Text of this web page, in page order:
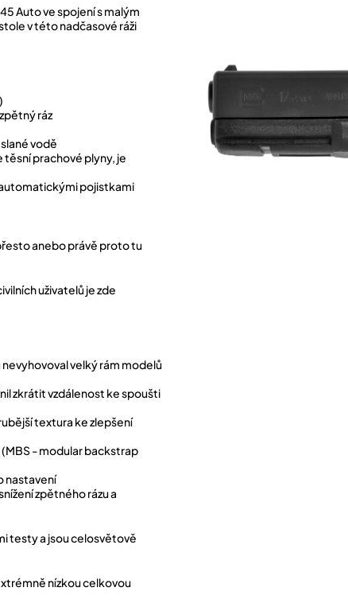
Auto ve spojení s malým
v této nadčasové ráži
ráz
vodě
prachové plyny, je
pojistkami
anebo právě proto tu
uživatelů je zde
velký rám modelů
zkrátit vzdálenost ke spoušti
textura ke zlepšení
- modular backstrap
nastavení
zpětného rázu a
testy a jsou celosvětově
nízkou celkovou